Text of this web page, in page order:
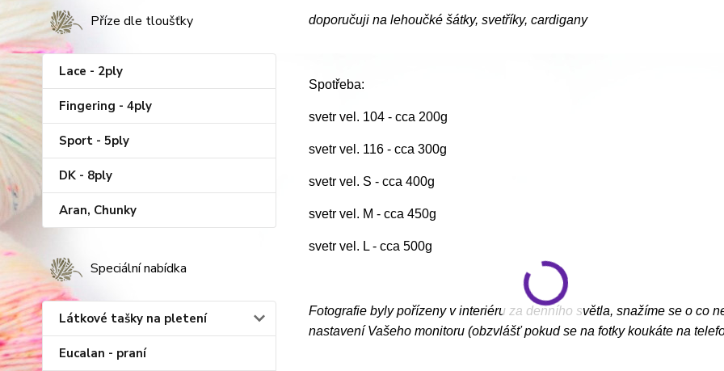
Příze dle tloušťky
Lace - 2ply
Fingering - 4ply
Sport - 5ply
DK - 8ply
Aran, Chunky
Speciální nabídka
Látkové tašky na pletení
Eucalan - praní
doporučuji na lehoučké šátky, svetříky, cardigany
Spotřeba:
svetr vel. 104 - cca 200g
svetr vel. 116 - cca 300g
svetr vel. S - cca 400g
svetr vel. M - cca 450g
svetr vel. L - cca 500g
Fotografie byly pořízeny v interiéru za denního světla, snažíme se o co
nastavení Vašeho monitoru (obzvlášť pokud se na fotky koukáte na